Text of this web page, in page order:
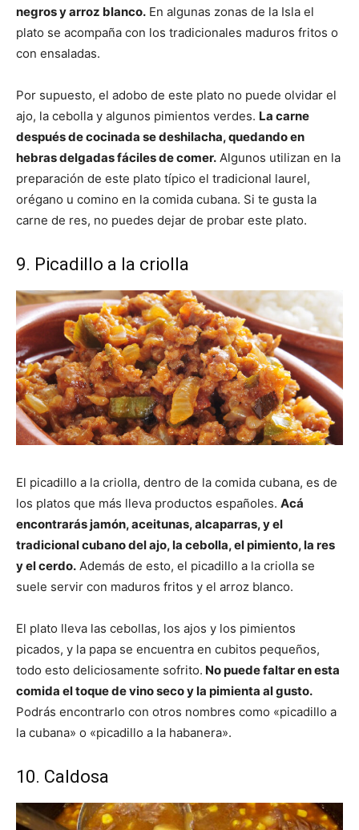
negros y arroz blanco. En algunas zonas de la Isla el
plato se acompaña con los tradicionales maduros fritos o
con ensaladas.
Por supuesto, el adobo de este plato no puede olvidar el
ajo, la cebolla y algunos pimientos verdes. La carne
después de cocinada se deshilacha, quedando en
hebras delgadas fáciles de comer. Algunos utilizan en la
preparación de este plato típico el tradicional laurel,
orégano u comino en la comida cubana. Si te gusta la
carne de res, no puedes dejar de probar este plato.
9. Picadillo a la criolla
El picadillo a la criolla, dentro de la comida cubana, es de
los platos que más lleva productos españoles. Acá
encontrarás jamón, aceitunas, alcaparras, y el
tradicional cubano del ajo, la cebolla, el pimiento, la res
y el cerdo. Además de esto, el picadillo a la criolla se
suele servir con maduros fritos y el arroz blanco.
El plato lleva las cebollas, los ajos y los pimientos
picados, y la papa se encuentra en cubitos pequeños,
todo esto deliciosamente sofrito. No puede faltar en esta
comida el toque de vino seco y la pimienta al gusto.
Podrás encontrarlo con otros nombres como «picadillo a
la cubana» o «picadillo a la habanera».
10. Caldosa